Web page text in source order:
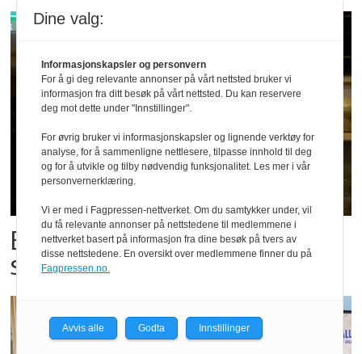
Bestillings-rush i foodora før
storkampen
Dine valg:
Informasjonskapsler og personvern
For å gi deg relevante annonser på vårt nettsted bruker vi
informasjon fra ditt besøk på vårt nettsted. Du kan reservere
deg mot dette under "Innstillinger".
For øvrig bruker vi informasjonskapsler og lignende verktøy for
analyse, for å sammenligne nettlesere, tilpasse innhold til deg
og for å utvikle og tilby nødvendig funksjonalitet. Les mer i vår
personvernerklæring.
Vi er med i Fagpressen-nettverket. Om du samtykker under, vil
du få relevante annonser på nettstedene til medlemmene i
nettverket basert på informasjon fra dine besøk på tvers av
disse nettstedene. En oversikt over medlemmene finner du på
Fagpressen.no.
Avvis alle Godta Innstillinger